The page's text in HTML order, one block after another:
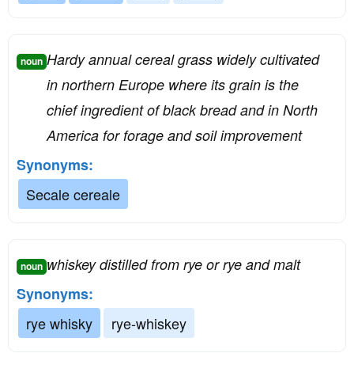
noun Hardy annual cereal grass widely cultivated
in northern Europe where its grain is the
chief ingredient of black bread and in North
America for forage and soil improvement
Synonyms:
Secale cereale
noun whiskey distilled from rye or rye and malt
Synonyms:
rye whisky
rye-whiskey